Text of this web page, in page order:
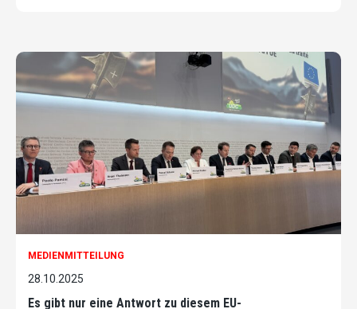
MEDIENMITTEILUNG
28.10.2025
Es gibt nur eine Antwort zu diesem EU-